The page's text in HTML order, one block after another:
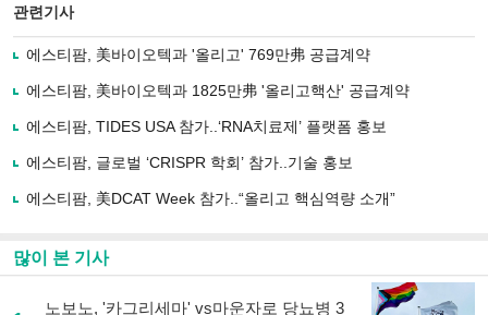
로
기
사
유
기
관련기사
에스티팜, 美바이오텍과 '올리고' 769만弗 공급계약
에스티팜, 美바이오텍과 1825만弗 '올리고핵산' 공급계약
에스티팜, TIDES USA 참가..‘RNA치료제’ 플랫폼 홍보
에스티팜, 글로벌 ‘CRISPR 학회’ 참가..기술 홍보
에스티팜, 美DCAT Week 참가..“올리고 핵심역량 소개”
많이 본 기사
노보노, '카그리세마' vs마운자로 당뇨병 3